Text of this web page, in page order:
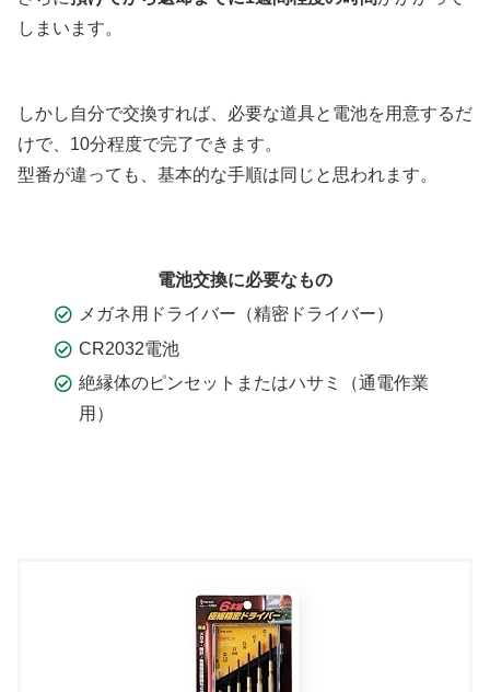
しまいます。
しかし自分で交換すれば、必要な道具と電池を用意するだ
けで、10分程度で完了できます。
型番が違っても、基本的な手順は同じと思われます。
電池交換に必要なもの
メガネ用ドライバー（精密ドライバー）
CR2032電池
絶縁体のピンセットまたはハサミ（通電作業
用）